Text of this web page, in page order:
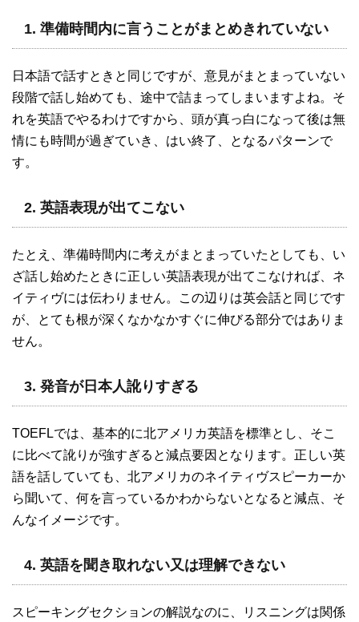
1. 準備時間内に言うことがまとめきれていない
日本語で話すときと同じですが、意見がまとまっていない
段階で話し始めても、途中で詰まってしまいますよね。そ
れを英語でやるわけですから、頭が真っ白になって後は無
情にも時間が過ぎていき、はい終了、となるパターンで
す。
2. 英語表現が出てこない
たとえ、準備時間内に考えがまとまっていたとしても、い
ざ話し始めたときに正しい英語表現が出てこなければ、ネ
イティヴには伝わりません。この辺りは英会話と同じです
が、とても根が深くなかなかすぐに伸びる部分ではありま
せん。
3. 発音が日本人訛りすぎる
TOEFLでは、基本的に北アメリカ英語を標準とし、そこ
に比べて訛りが強すぎると減点要因となります。正しい英
語を話していても、北アメリカのネイティヴスピーカーか
ら聞いて、何を言っているかわからないとなると減点、そ
んなイメージです。
4. 英語を聞き取れない又は理解できない
スピーキングセクションの解説なのに、リスニングは関係